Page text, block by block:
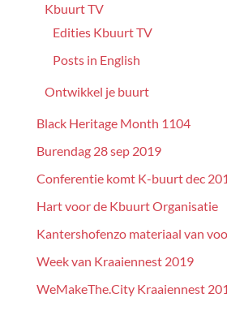
Kbuurt TV
Edities Kbuurt TV
Posts in English
Ontwikkel je buurt
Black Heritage Month 1104
Burendag 28 sep 2019
Conferentie komt K-buurt dec
Hart voor de Kbuurt Organisatie
Kantershofenzo materiaal van
Week van Kraaiennest 2019
WeMakeThe.City Kraaiennest